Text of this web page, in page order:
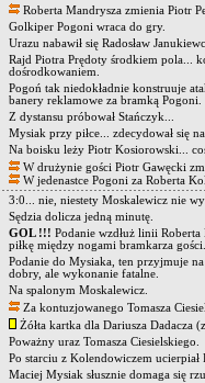
Roberta Mandrysza zmienia Piotr
Golkiper Pogoni wraca do gry.
Urazu nabawił się Radosław
Rajd Piotra Prędoty środkiem pola...
dośrodkowaniem.
Pogoń tak niedokładnie konstruuje
banery reklamowe za bramką Pogoni.
Z dystansu próbował Stańczyk...
Mysiak przy piłce... zdecydował się
Na boisku leży Piotr Kosiorowski... coś
W drużynie gości Piotr Gawęcki
W jedenastce Pogoni za Roberta
3:0... nie, niestety Moskalewicz nie
Sędzia dolicza jedną minutę.
GOL !!! Podanie wzdłuż linii
piłkę między nogami bramkarza gości.
Podanie do Mysiaka, ten przyjmuje
dobry, ale wykonanie fatalne.
Na spalonym Moskalewicz.
Za kontuzjowanego Tomasza
Żółta kartka dla Dariusza Dadacza
Poważny uraz Tomasza Ciesielskiego.
Po starciu z Kolendowiczem ucierpiał
Maciej Mysiak słusznie domaga się